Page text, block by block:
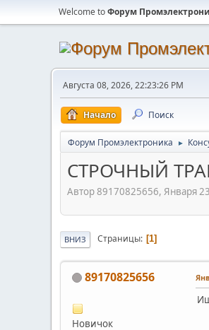
Welcome toФорум
Августа 08, 2026, 22:23:26 PM
Начало Поиск
Форум Промэлектроника ►
СТРОЧНЫЙ
Автор 89170825656, Января
ВНИЗ Страницы 1
89170825656
Новичок